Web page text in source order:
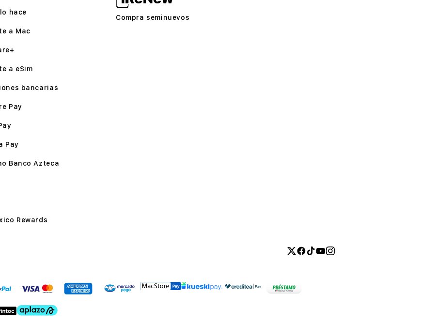
hace
a Mac
a eSim
bancarias
Pay
Pay
Banco Azteca
Rewards
Compra seminuevos